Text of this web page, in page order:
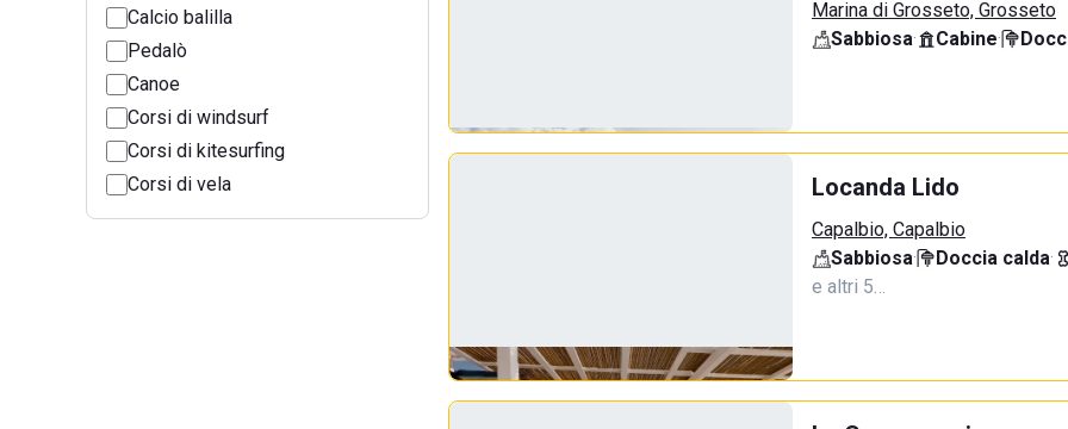
Calcio balilla
Pedalò
Canoe
Corsi di windsurf
Corsi di kitesurfing
Corsi di vela
Marina di Grosseto, Grosseto
Sabbiosa· Cabine·
Locanda Lido
Capalbio, Capalbio
Sabbiosa· Doccia calda·
e altri 5…